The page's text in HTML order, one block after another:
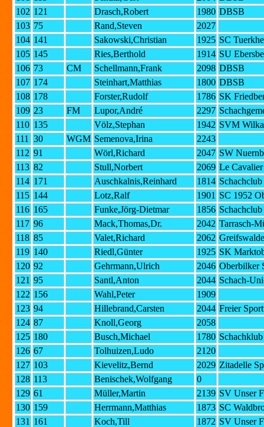
102 121 Drasch,Robert 1980 DBSB
103 75 Rand,Steven
2027
104 141 Sakowski,Christian 1925 SC
105 145 Ries,Berthold 1914 SU
106 73 CM Schellmann,Frank 2098 DBSB
107 174 Steinhart,Matthias 1800 DBSB
108 178 Forster,Rudolf 1786 SK
109 23 FM Lupor,André 2297
110 135 Völz,Stephan 1942 SVM
111
30 WGM Semenova,Irina
2243
112 91 Wörl,Richard 2047 SW
113 82 Stull,Norbert 2069 Le
114 171 Auschkalnis,Reinhard 1814
115 144 Lotz,Ralf 1901 SC 1952
116 165 Funke,Jörg-Dietmar 1856
117 96 Mack,Thomas,Dr. 2042 Tarrasch-
118 85 Valet,Richard 2062
119 140 Riedl,Günter 1925 SK
120 92 Gehrmann,Ulrich 2046 Oberbilker
121 95 Santl,Anton 2044 Schach-
122 156 Wahl,Peter
1909
123 94 Hillebrand,Carsten 2044 Freier
124 87 Knoll,Georg
2058
125 180 Busch,Michael 1780
126 67 Tolhuizen,Ludo
2120
127 103 Kievelitz,Bernd 2029 Zitadelle
128 113 Benischek,Wolfgang
0
129 61 Müller,Martin 2139 SV Unser
130 159 Herrmann,Matthias 1873 SC
131 161 Koch,Till 1872 SV Unser